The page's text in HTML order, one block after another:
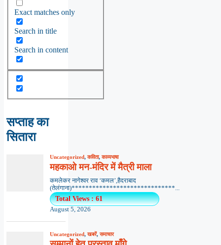
Exact matches only
Search in title
Search in content
सप्ताह का
सितारा